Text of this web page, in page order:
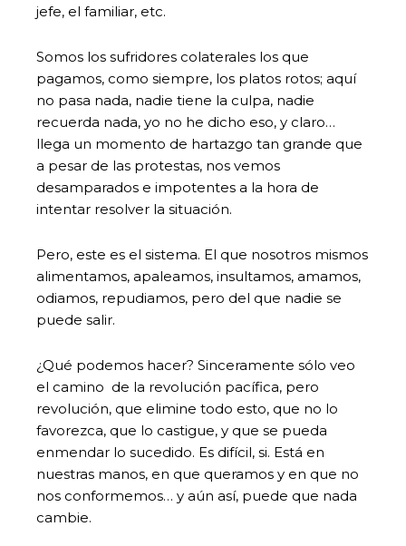
jefe, el familiar, etc.
Somos los sufridores colaterales los que
pagamos, como siempre, los platos rotos; aquí
no pasa nada, nadie tiene la culpa, nadie
recuerda nada, yo no he dicho eso, y claro…
llega un momento de hartazgo tan grande que
a pesar de las protestas, nos vemos
desamparados e impotentes a la hora de
intentar resolver la situación.
Pero, este es el sistema. El que nosotros mismos
alimentamos, apaleamos, insultamos, amamos,
odiamos, repudiamos, pero del que nadie se
puede salir.
¿Qué podemos hacer? Sinceramente sólo veo
el camino de la revolución pacífica, pero
revolución, que elimine todo esto, que no lo
favorezca, que lo castigue, y que se pueda
enmendar lo sucedido. Es difícil, si. Está en
nuestras manos, en que queramos y en que no
nos conformemos… y aún así, puede que nada
cambie.